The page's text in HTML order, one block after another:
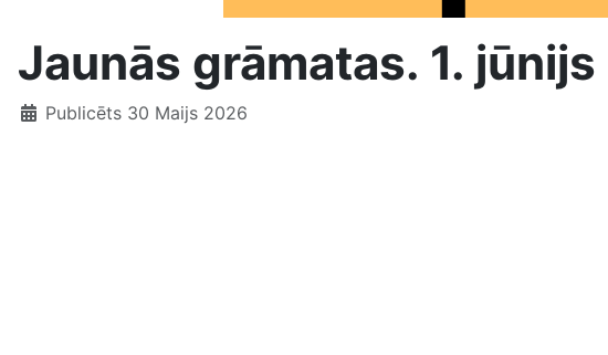
Jaunās grāmatas. 1. jūnijs
Publicēts 30 Maijs 2026